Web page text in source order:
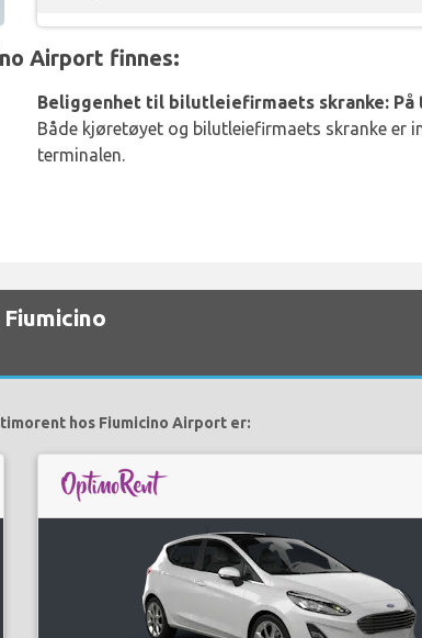
Airport finnes:
Beliggenhet til bilutleiefirmaets skranke: På
Både kjøretøyet og bilutleiefirmaets skranke er
terminalen.
hos Fiumicino Airport er: